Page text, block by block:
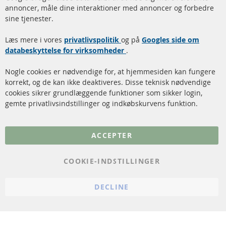
Dieselpartikelfilter (DPF)
rengøring
Katalysator (KAT)
Sensorer
FAQ
Betalingsmetoder
Kontakt
annoncer, måle dine interaktioner med annoncer og forbedre
sine tjenester.
Læs mere i vores privatlivspolitik og på Googles side om
databeskyttelse for virksomheder .
Nogle cookies er nødvendige for, at hjemmesiden kan fungere
korrekt, og de kan ikke deaktiveres. Disse teknisk nødvendige
cookies sikrer grundlæggende funktioner som sikker login,
gemte privatlivsindstillinger og indkøbskurvens funktion.
ACCEPTER
COOKIE-INDSTILLINGER
DECLINE